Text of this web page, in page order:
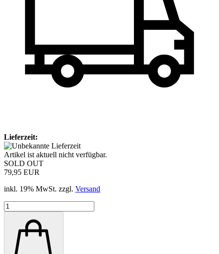
Lieferzeit:
Artikel ist aktuell nicht verfügbar.
SOLD OUT
79,95 EUR
inkl. 19% MwSt. zzgl. Versand